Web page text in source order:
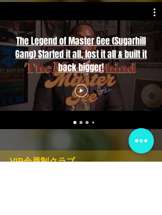
The Legend of Master Gee (Sugarhill
Gang) Started it all, lost it all & built it
back bigger!
VIP会員制クラブ